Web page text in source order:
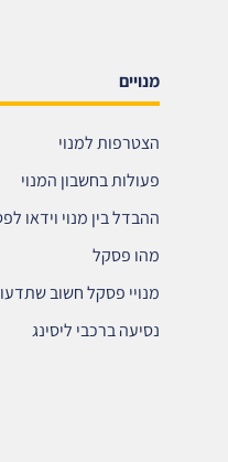
מנויים
הצטרפות למנוי
פעולות בחשבון המנוי
ההבדל בין מנוי וידאו
מהו פסקל
מנויי פסקל חשוב שתדעו
נסיעה ברכבי ליסינג